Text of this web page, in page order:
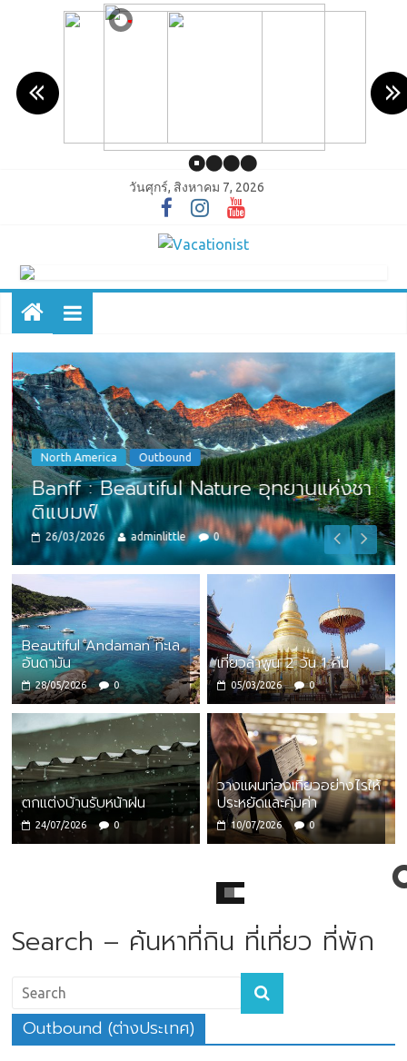
วันศุกร์, สิงหาคม 7, 2026
North America Outbound
Banff : Beautiful Nature อุทยานแห่งชา
ติแบมฟ์
26/03/2026 adminlittle 0
Beautiful Andaman ทะเล
อันดามัน
28/05/2026 0
เที่ยวลำพูน 2 วัน 1 คืน
05/03/2026 0
ตกแต่งบ้านรับหน้าฝน
24/07/2026 0
วางแผนท่องเที่ยวอย่างไรให้
ประหยัดและคุ้มค่า
10/07/2026 0
Search – ค้นหาที่กิน ที่เที่ยว ที่พัก
Outbound (ต่างประเทศ)